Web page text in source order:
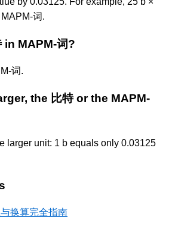
词.
in MAPM-词?
词.
the 比特 or the MAPM-
larger unit: 1 b equals only 0.03125
换算完全指南